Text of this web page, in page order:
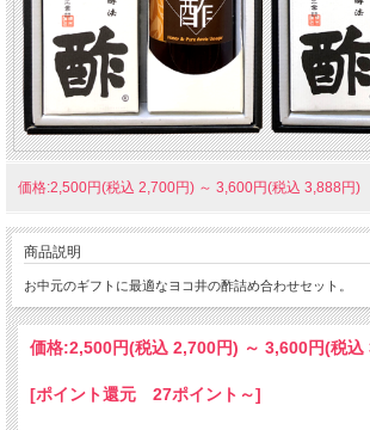
価格:2,500円(税込 2,700円) ～ 3,600円(税込 3,888円)
商品説明
お中元のギフトに最適なヨコ井の酢詰め合わせセット。
価格:2,500円(税込 2,700円) ～ 3,600円(税込
[ポイント還元 27ポイント～]